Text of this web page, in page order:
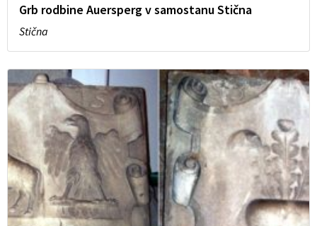
Grb rodbine Auersperg v samostanu Stična
Stična